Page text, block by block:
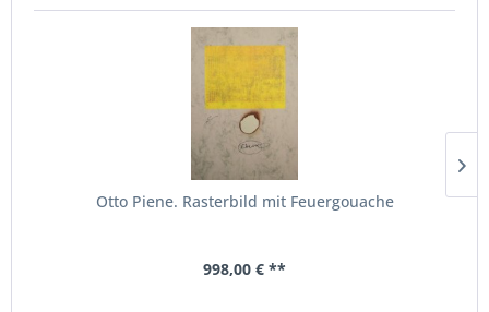
Otto Piene. Rasterbild mit Feuergouache
998,00 € **